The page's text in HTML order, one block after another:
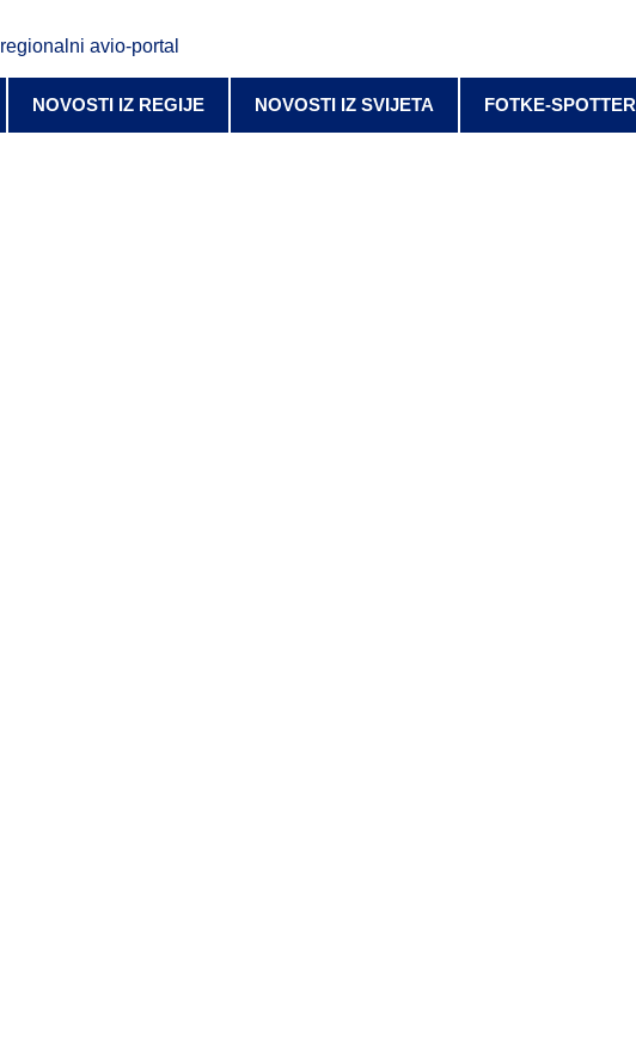
regionalni avio-portal
NOVOSTI IZ REGIJE NOVOSTI IZ SVIJETA FOTKE-SPOTTERI